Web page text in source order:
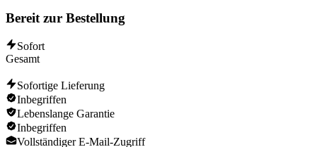
Lulu
Malphite
Master Yi
Miss Fortune
Mordekaiser
Morgana
Naafiri
Nami
Bereit zur Bestellung
Sofort
Gesamt
Sofortige Lieferung
Inbegriffen
Lebenslange Garantie
Inbegriffen
Vollständiger E-Mail-Zugriff